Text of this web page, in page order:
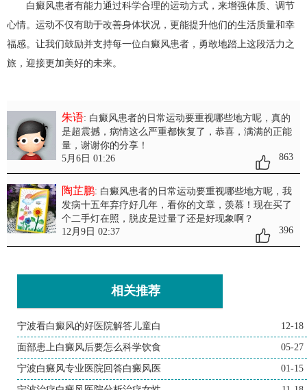
白癜风患者有能力通过科学合理的运动方式，来增强体质、调节
心情。运动不仅有助于改善身体状况，更能提升他们的生活质量和幸
福感。让我们鼓励并支持每一位白癜风患者，勇敢地踏上这段活力之
旅，迎接更加美好的未来。
朱语: 白癜风患者的日常运动要重视哪些地方呢 ，真的
是超震撼，病情这么严重都恢复了，恭喜，满满的正能
量，谢谢你的分享！
5月6日 01:26
863
陶芷鹏: 白癜风患者的日常运动要重视哪些地方呢 ，我
发病十五年弃疗好几年，看你的文章，羡慕！现在买了
个二手灯在照，脱皮是过量了还是好现象啊？
12月9日 02:37
396
相关推荐
宁波看白癜风的好医院解答儿童白 12-18
面部患上白癜风后要怎么科学饮食 05-27
宁波白癜风专业医院回答白癜风医 01-15